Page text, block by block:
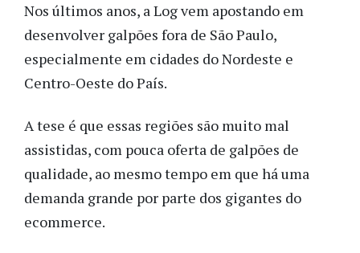
Nos últimos anos, a Log vem apostando em
desenvolver galpões fora de São Paulo,
especialmente em cidades do Nordeste e
Centro-Oeste do País.
A tese é que essas regiões são muito mal
assistidas, com pouca oferta de galpões de
qualidade, ao mesmo tempo em que há uma
demanda grande por parte dos gigantes do
ecommerce.